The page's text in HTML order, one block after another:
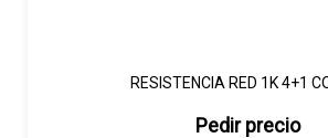
RESISTENCIA RED 1K 4+1
Pedir precio